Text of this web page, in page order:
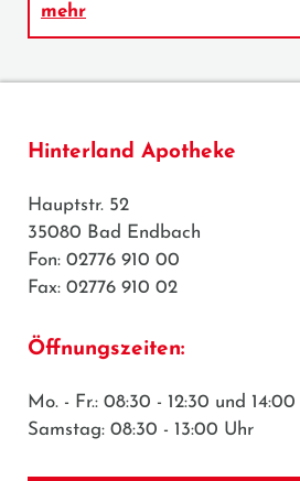
mehr
Hinterland Apotheke
Hauptstr. 52
35080 Bad Endbach
Fon: 02776 910 00
Fax: 02776 910 02
Öffnungszeiten:
Mo. - Fr.: 08:30 - 12:30 und
Samstag: 08:30 - 13:00 Uhr